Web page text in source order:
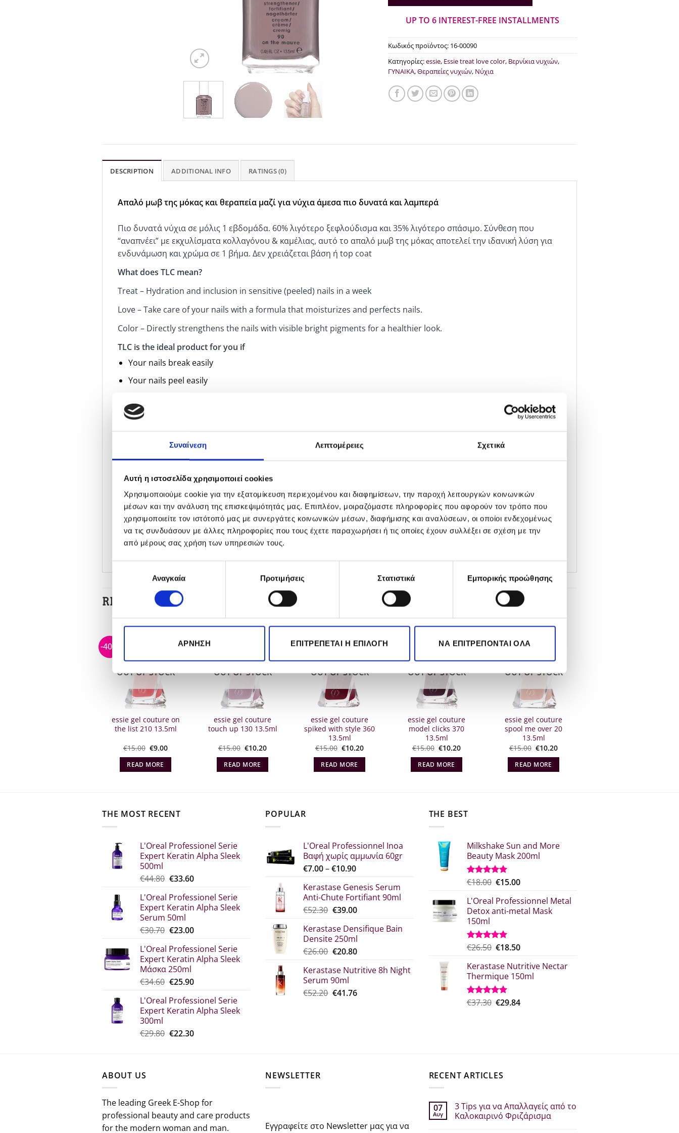
Συναίνεση Λεπτομέρειες Σχετικά
Αυτή η ιστοσελίδα χρησιμοποιεί cookies
Χρησιμοποιούμε cookie για την εξατομίκευση περιεχομένου και διαφημίσεων, την παροχή λειτουργιών κοινωνικών
μέσων και την ανάλυση της επισκεψιμότητάς μας. Επιπλέον, μοιραζόμαστε πληροφορίες που αφορούν τον τρόπο που
χρησιμοποιείτε τον ιστότοπό μας με συνεργάτες κοινωνικών μέσων, διαφήμισης και αναλύσεων, οι οποίοι ενδεχομένως
να τις συνδυάσουν με άλλες πληροφορίες που τους έχετε παραχωρήσει ή τις οποίες έχουν συλλέξει σε σχέση με την
από μέρους σας χρήση των υπηρεσιών τους.
συγκατάθεσηςΑναγκαία Προτιμήσεις Στατιστικά Εμπορικής προώθησης
ΆΡΝΗΣΗ ΕΠΙΤΡΈΠΕΤΑΙ Η ΕΠΙΛΟΓΉ ΝΑ ΕΠΙΤΡΈΠΟΝΤΑΙ ΌΛΑ
€10.80.
UP TO 6 INTEREST-FREE INSTALLMENTS
Κωδικός προϊόντος: 16-00090
Κατηγορίες:essie, Essie treat love color, Βερνίκια νυχιών,
ΓΥΝΑΙΚΑ,Θεραπείες νυχιών, Νύχια
DESCRIPTION ADDITIONAL INFO RATINGS (0)
Aπαλό μωβ της μόκας και θεραπεία μαζί για νύχια άμεσα πιο δυνατά και λαμπερά
Πιο δυνατά νύχια σε μόλις 1 εβδομάδα. 60% λιγότερο ξεφλούδισμα και 35% λιγότερο σπάσιμο. Σύνθεση που
“αναπνέει” με εκχυλίσματα κολλαγόνου & καμέλιας, αυτό το απαλό μωβ της μόκας αποτελεί την ιδανική λύση για
ενδυνάμωση και χρώμα σε 1 βήμα. Δεν χρειάζεται βάση ή top coat
What does TLC mean?
Treat – Hydration and inclusion in sensitive (peeled) nails in a week
Love – Take care of your nails with a formula that moisturizes and perfects nails.
Color – Directly strengthens the nails with visible bright pigments for a healthier look.
TLC is the ideal product for you if
Your nails break easily
Your nails peel easily
You want to care about your nails without avoiding color
You like varnishes with light irideskness.
Tips for applying:
Apply itEssie Treat Love and Color Strengthener Nail Polish
The first 3 days of application for best results bleach your nails every night pass the varnish again the next
morning then repeat the procedure on a weekly basis
Apply 2 layers of the product for a more intense effect on the paint
No need for a stand or top coat
RELATED PRODUCTS
-40%
OUT OF STOCK
essie gel couture on
the list 210 13.5ml
€15.00 Original
what:
€15.00.
€9.00The
READ MORE
-32%
OUT OF STOCK
essie gel couture
touch up 130 13.5ml
€15.00 Original
what:
€15.00.
€10.20The
READ MORE
-32%
OUT OF STOCK
essie gel couture
spiked with style 360
13.5ml
€15.00 Original
what:
€15.00.
€10.20The
READ MORE
OUT OF STOCK
essie gel couture
model clicks 370
13.5ml
€15.00 Original
what:
€15.00.
€10.20The
READ MORE
-32%
OUT OF STOCK
essie gel couture
spool me over 20
13.5ml
€15.00 Original
what:
€15.00.
€10.20The
READ MORE
THE MOST RECENT
L'Oreal Professionel Serie
Expert Keratin Alpha Sleek
500ml
€44.80 Original
was:
€44.80.
€33.60The
price
is:
L'Oreal Professionel Serie
Expert Keratin Alpha Sleek
Serum 50ml
€30.70 Original
was:
€30.70.
€23.00Η
τιμή
είναι:
L'Oreal Professionel Serie
Expert Keratin Alpha Sleek
Μάσκα 250ml
€34.60 Original
which
was:
€25.90The
price
is:
L'Oreal Professionel Serie
Expert Keratin Alpha Sleek
300ml
€29.80 Original
€22.30Η
POPULAR
L'Oreal Professionnel Inoa
Βαφή χωρίς αμμωνία 60gr
€7.00–€10.90Price
€7.00
through
€10.90
Kerastase Genesis Serum
Anti-Chute Fortifiant 90ml
€52.30 Original
was:
€52.30.
€39.00Η
τιμή
είναι:
€39.00.
Kerastase Densifique Bain
Densite 250ml
€26.00 Original
what:
€26.00.
€20.80The
price
€20.80.
Kerastase Nutritive 8h Night
Serum 90ml
€52.20 Original
€41.76Η
THE BEST
Milkshake Sun and More
Beauty Mask 200ml
Rated5.00
€18.00 Original
what:
€18.00.
€15.00Η
τιμή
είναι:
L'Oreal Professionnel Metal
Detox anti-metal Mask
150ml
Rated5.00
€26.50 Original
was:
€26.50.
€18.50Η
τιμή
είναι:
Kerastase Nutritive Nectar
Thermique 150ml
Rated5.00
€37.30 Original
€29.84Η
ABOUT US
The leading Greek E-Shop for
professional beauty and care products
for the modern woman and man.
NEWSLETTER
Εγγραφείτε στο Newsletter μας για να
RECENT ARTICLES
07
Αυγ
3 Tips για να Απαλλαγείς από το
Καλοκαιρινό Φριζάρισμα